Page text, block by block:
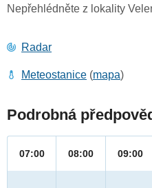
Nepřehlédněte z lokality
Radar
Meteostanice (mapa)
Podrobná
07:00 08:00 09:00